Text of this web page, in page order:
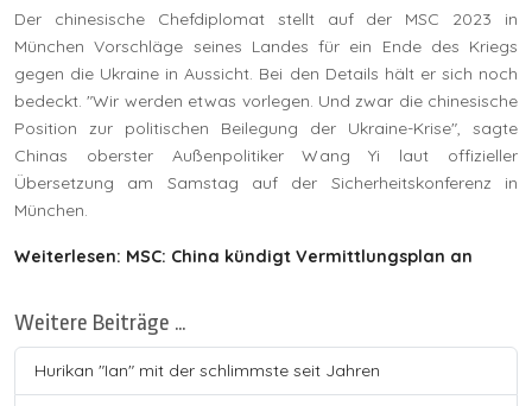
Der chinesische Chefdiplomat stellt auf der MSC 2023 in
München Vorschläge seines Landes für ein Ende des Kriegs
gegen die Ukraine in Aussicht. Bei den Details hält er sich noch
bedeckt. "Wir werden etwas vorlegen. Und zwar die chinesische
Position zur politischen Beilegung der Ukraine-Krise", sagte
Chinas oberster Außenpolitiker Wang Yi laut offizieller
Übersetzung am Samstag auf der Sicherheitskonferenz in
München.
Weiterlesen: MSC: China kündigt Vermittlungsplan an
Weitere Beiträge …
Hurikan "Ian" mit der schlimmste seit Jahren